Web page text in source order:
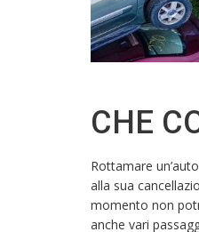
CHE
Rottamare
alla sua
momento non
anche vari